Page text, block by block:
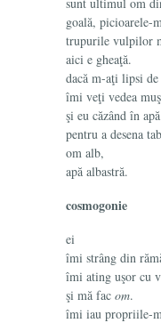
goală, picioarele-
trupurile vulpilor
aici e gheaţă.
dacă m-aţi lipsi de
îmi veţi vedea
şi eu căzând în apă
pentru a desena
om alb,
apă albastră.
cosmogonie
ei
îmi strâng din
îmi ating uşor cu
şi mă fac om.
îmi iau propriile-